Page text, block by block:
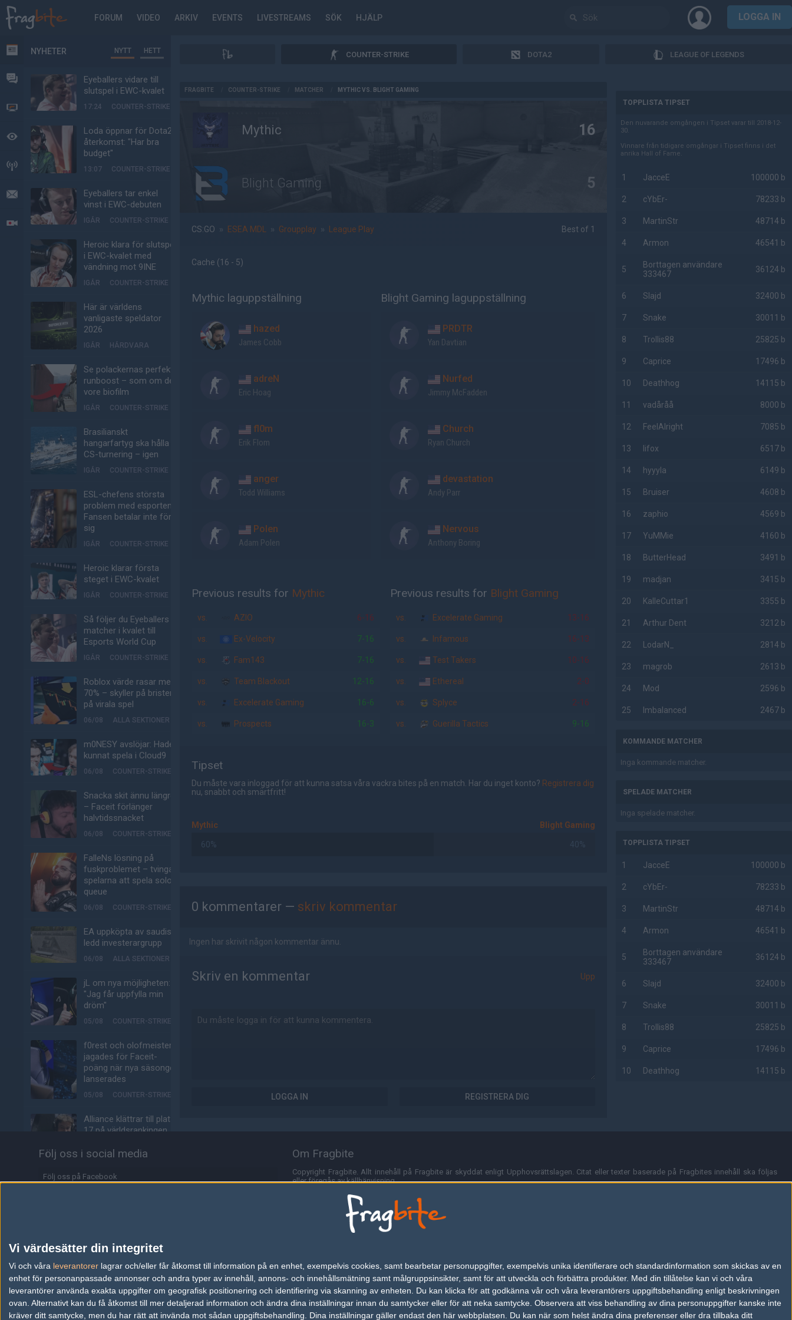
Vi värdesätter din integritet
Vi och våra leverantorer lagrar och/eller får åtkomst till information på en enhet, exempelvis cookies, samt bearbetar personuppgifter, exempelvis unika identifierare och standardinformation som skickas av en
enhet för personanpassade annonser och andra typer av innehåll, annons- och innehållsmätning samt målgruppsinsikter, samt för att utveckla och förbättra produkter. Med din tillåtelse kan vi och våra
leverantörer använda exakta uppgifter om geografisk positionering och identifiering via skanning av enheten. Du kan klicka för att godkänna vår och våra leverantörers uppgiftsbehandling enligt beskrivningen
ovan. Alternativt kan du få åtkomst till mer detaljerad information och ändra dina inställningar innan du samtycker eller för att neka samtycke. Observera att viss behandling av dina personuppgifter kanske inte
kräver ditt samtycke, men du har rätt att invända mot sådan uppgiftsbehandling. Dina inställningar gäller endast den här webbplatsen. Du kan när som helst ändra dina preferenser eller dra tillbaka ditt
FORUM VIDEO ARKIV EVENTS LIVESTREAMS SÖK HJÄLP LOGGA IN
NYHETER
FORUM
VIDEO
BEVAKAT
HÄNDELSER
MEDDELANDEN
LIVESÄNDNINGAR
NYHETER NYTT HETT
Eyeballers vidare till
slutspel i EWC-kvalet
17:24 COUNTER-STRIKE
Loda öppnar för Dota2-
återkomst: "Har bra
budget"
13:07 COUNTER-STRIKE
Eyeballers tar enkel
vinst i EWC-debuten
IGÅR COUNTER-STRIKE
Heroic klara för slutspel
i EWC-kvalet med
vändning mot 9INE
IGÅR COUNTER-STRIKE
Här är världens
vanligaste speldator
2026
IGÅR HÅRDVARA
Se polackernas perfekta
runboost – som om det
vore biofilm
IGÅR COUNTER-STRIKE
Brasilianskt
hangarfartyg ska hålla
CS-turnering – igen
IGÅR COUNTER-STRIKE
ESL-chefens största
problem med esporten:
Fansen betalar inte för
sig
IGÅR COUNTER-STRIKE
Heroic klarar första
steget i EWC-kvalet
IGÅR COUNTER-STRIKE
Så följer du Eyeballers
matcher i kvalet till
Esports World Cup
IGÅR COUNTER-STRIKE
Roblox värde rasar med
70% – skyller på bristen
på virala spel
06/08 ALLA SEKTIONER
m0NESY avslöjar: Hade
kunnat spela i Cloud9
06/08 COUNTER-STRIKE
Snacka skit ännu längre
– Faceit förlänger
halvtidssnacket
06/08 COUNTER-STRIKE
FalleNs lösning på
fuskproblemet – tvinga
spelarna att spela solo-
queue
06/08 COUNTER-STRIKE
EA uppköpta av saudisk-
ledd investerargrupp
06/08 ALLA SEKTIONER
jL om nya möjligheten:
"Jag får uppfylla min
dröm"
05/08 COUNTER-STRIKE
f0rest och olofmeister
jagades för Faceit-
poäng när nya säsongen
lanserades
05/08 COUNTER-STRIKE
Alliance klättrar till plats
17 på världsrankingen
Stake Pulse efter kross i
Premier-spelarna fuskar
enligt ny granskning
05/08 COUNTER-STRIKE
Valves nya VR-
headset ser ut att bli
ännu dyrare
COUNTER-STRIKE DOTA2 LEAGUE OF LEGENDS
FRAGBITE COUNTER-STRIKE MATCHER MYTHIC VS. BLIGHT GAMING
Mythic 16
Blight Gaming 5
CS:GO » ESEA MDL » Groupplay » League Play Best of 1
Cache (16 - 5)
Mythic laguppställning
hazed
James Cobb
adreN
Eric Hoag
fl0m
Erik Flom
anger
Todd Williams
Polen
Adam Polen
Blight Gaming laguppställning
PRDTR
Yan Davtian
Nurfed
Jimmy McFadden
Church
Ryan Church
devastation
Andy Parr
Nervous
Anthony Boring
Previous results for Mythic
vs. AZIO 6-16
vs. Ex-Velocity 7-16
vs. Fam143 7-16
vs. Team Blackout 12-16
vs. Excelerate Gaming 16-6
vs. Prospects 16-3
Previous results for Blight Gaming
vs. Excelerate Gaming 13-16
vs. Infamous 16-13
vs. Test Takers 10-16
vs. Ethereal 2-0
vs. Splyce 2-16
vs. Guerilla Tactics 9-16
Tipset
Du måste vara inloggad för att kunna satsa våra vackra bites på en match. Har du inget konto? Registrera dig
nu, snabbt och smärtfritt!
Mythic Blight Gaming
60% 40%
0 kommentarer — skriv kommentar
Ingen har skrivit någon kommentar ännu.
Skriv en kommentar Upp
LOGGA IN REGISTRERA DIG
TOPPLISTA TIPSET
Den nuvarande omgången i Tipset varar till 2018-12-
30.
Vinnare från tidigare omgångar i Tipset finns i det
anrika Hall of Fame.
1 JacceE 100000 b
2 cYbEr- 78233 b
3 MartinStr 48714 b
4 Armon 46541 b
5
Borttagen användare
333467
36124 b
6 Slajd 32400 b
7 Snake 30011 b
8 Trollis88 25825 b
9 Caprice 17496 b
10 Deathhog 14115 b
11 vadåråå 8000 b
12 FeelAlright 7085 b
13 lifox 6517 b
14 hyyyla 6149 b
15 Bruiser 4608 b
16 zaphio 4569 b
17 YuMMie 4160 b
18 ButterHead 3491 b
19 madjan 3415 b
20 KalleCuttar1 3355 b
21 Arthur Dent 3212 b
22 LodarN_ 2814 b
23 magrob 2613 b
24 Mod 2596 b
25 Imbalanced 2467 b
KOMMANDE MATCHER
Inga kommande matcher.
SPELADE MATCHER
Inga spelade matcher.
TOPPLISTA TIPSET
1 JacceE 100000 b
2 cYbEr- 78233 b
3 MartinStr 48714 b
4 Armon 46541 b
5
Borttagen användare
333467
36124 b
6 Slajd 32400 b
7 Snake 30011 b
8 Trollis88 25825 b
9 Caprice 17496 b
10 Deathhog 14115 b
Följ oss i social media
Följ oss på Facebook
Information
Annonsering
Copyright och Privacy Policy
Om Fragbite
Copyright Fragbite. Allt innehåll på Fragbite är skyddat enligt Upphovsrättslagen. Citat eller texter baserade på Fragbites innehåll ska följas
eller föregås av källhänvisning.
Alla åsikter uttryckta på Fragbite representerar varje enskild skribent och överensstämmer inte nödvändigtvis med Fragbites åsikter.
Programmering och design av Fredric Bohlin. För frågor rörande sajten kan du skicka iväg ett email till
Fragbite använder cookies för att spara användarspecifik information så som t.ex. användarnamn. Cookies sparas även när man deltar i
omröstningar och för att föra statistik. För att slippa cookies kan du stänga av cookies i din webbläsares inställningar eller välja att inte
besöka Fragbite. Den här textraden finns här på grund av lagen om elektronisk kommunikation som trädde i kraft 25 juli 2003.
Annonsering